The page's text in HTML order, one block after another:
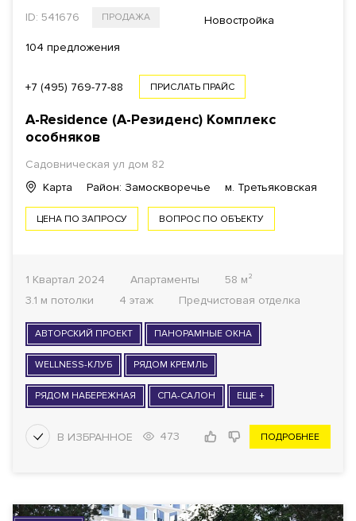
ID: 541676 ПРОДАЖА Новостройка
104 предложения
+7 (495) 769-77-88 ПРИСЛАТЬ ПРАЙС
A-Residence (А-Резиденс) Комплекс
особняков
Садовническая ул дом 82
Карта
Район: Замоскворечье м. Третьяковская
ЦЕНА ПО ЗАПРОСУ ВОПРОС ПО ОБЪЕКТУ
1 Квартал 2024 Апартаменты
58 м²
3.1 м потолки
4 этаж Предчистовая отделка
АВТОРСКИЙ ПРОЕКТ ПАНОРАМНЫЕ ОКНА
WELLNESS-КЛУБ РЯДОМ КРЕМЛЬ
РЯДОМ НАБЕРЕЖНАЯ СПА-САЛОН ЕЩЕ +
473 ПОДРОБНЕЕ